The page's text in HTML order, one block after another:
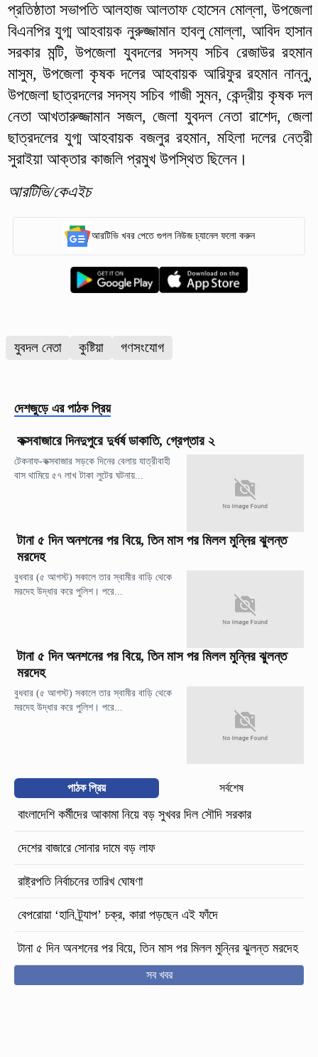
প্রতিষ্ঠাতা সভাপতি আলহাজ আলতাফ হোসেন মোল্লা, উপজেলা
বিএনপির যুগ্ম আহবায়ক নুরুজ্জামান হাবলু মোল্লা, আবিদ হাসান
সরকার মন্টি, উপজেলা যুবদলের সদস্য সচিব রেজাউর রহমান
মাসুম, উপজেলা কৃষক দলের আহবায়ক আরিফুর রহমান নান্নু,
উপজেলা ছাত্রদলের সদস্য সচিব গাজী সুমন, কেন্দ্রীয় কৃষক দল
নেতা আখতারুজ্জামান সজল, জেলা যুবদল নেতা রাশেদ, জেলা
ছাত্রদলের যুগ্ম আহবায়ক বজলুর রহমান, মহিলা দলের নেত্রী
সুরাইয়া আক্তার কাজলি প্রমুখ উপস্থিত ছিলেন।
আরটিভি/কেএইচ
আরটিভি খবর পেতে গুগল নিউজ চ্যানেল ফলো করুন
যুবদল নেতা কুষ্টিয়া গণসংযোগ
দেশজুড়ে এর পাঠক প্রিয়
কক্সবাজারে দিনদুপুরে দুর্ধর্ষ ডাকাতি, গ্রেপ্তার ২
টেকনাফ-কক্সবাজার সড়কে দিনের বেলায় যাত্রীবাহী
বাস থামিয়ে ৫৭ লাখ টাকা লুটের ঘটনায়...
টানা ৫ দিন অনশনের পর বিয়ে, তিন মাস পর মিলল মুন্নির ঝুলন্ত
মরদেহ
বুধবার (৫ আগস্ট) সকালে তার স্বামীর বাড়ি থেকে
মরদেহ উদ্ধার করে পুলিশ। পরে...
টানা ৫ দিন অনশনের পর বিয়ে, তিন মাস পর মিলল মুন্নির ঝুলন্ত
মরদেহ
বুধবার (৫ আগস্ট) সকালে তার স্বামীর বাড়ি থেকে
মরদেহ উদ্ধার করে পুলিশ। পরে...
পাঠক প্রিয় সর্বশেষ
বাংলাদেশি কর্মীদের আকামা নিয়ে বড় সুখবর দিল সৌদি সরকার
দেশের বাজারে সোনার দামে বড় লাফ
রাষ্ট্রপতি নির্বাচনের তারিখ ঘোষণা
বেপরোয়া ‘হানি ট্র্যাপ’ চক্র, কারা পড়ছেন এই ফাঁদে
টানা ৫ দিন অনশনের পর বিয়ে, তিন মাস পর মিলল মুন্নির ঝুলন্ত মরদেহ
সব খবর